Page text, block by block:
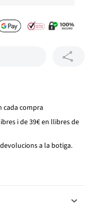
cada compra
i de 39€ en llibres de
a la botiga.